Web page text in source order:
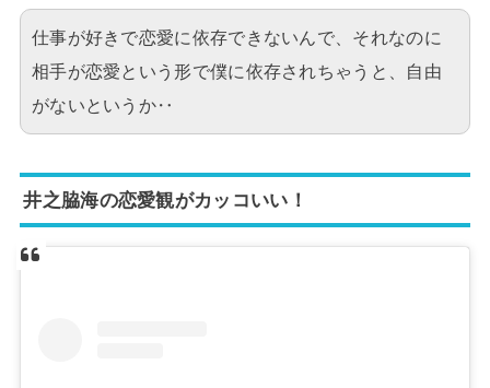
仕事が好きで恋愛に依存できないんで、それなのに
相手が恋愛という形で僕に依存されちゃうと、自由
がないというか‥
井之脇海の恋愛観がカッコいい！